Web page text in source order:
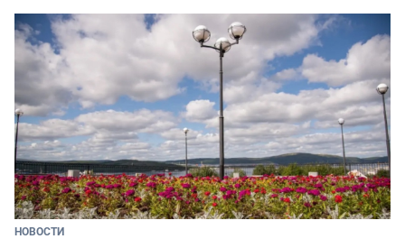
НОВОСТИ